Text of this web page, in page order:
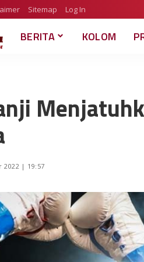
Sitemap Log In
BERITA KOLOM
2022 | 19:57